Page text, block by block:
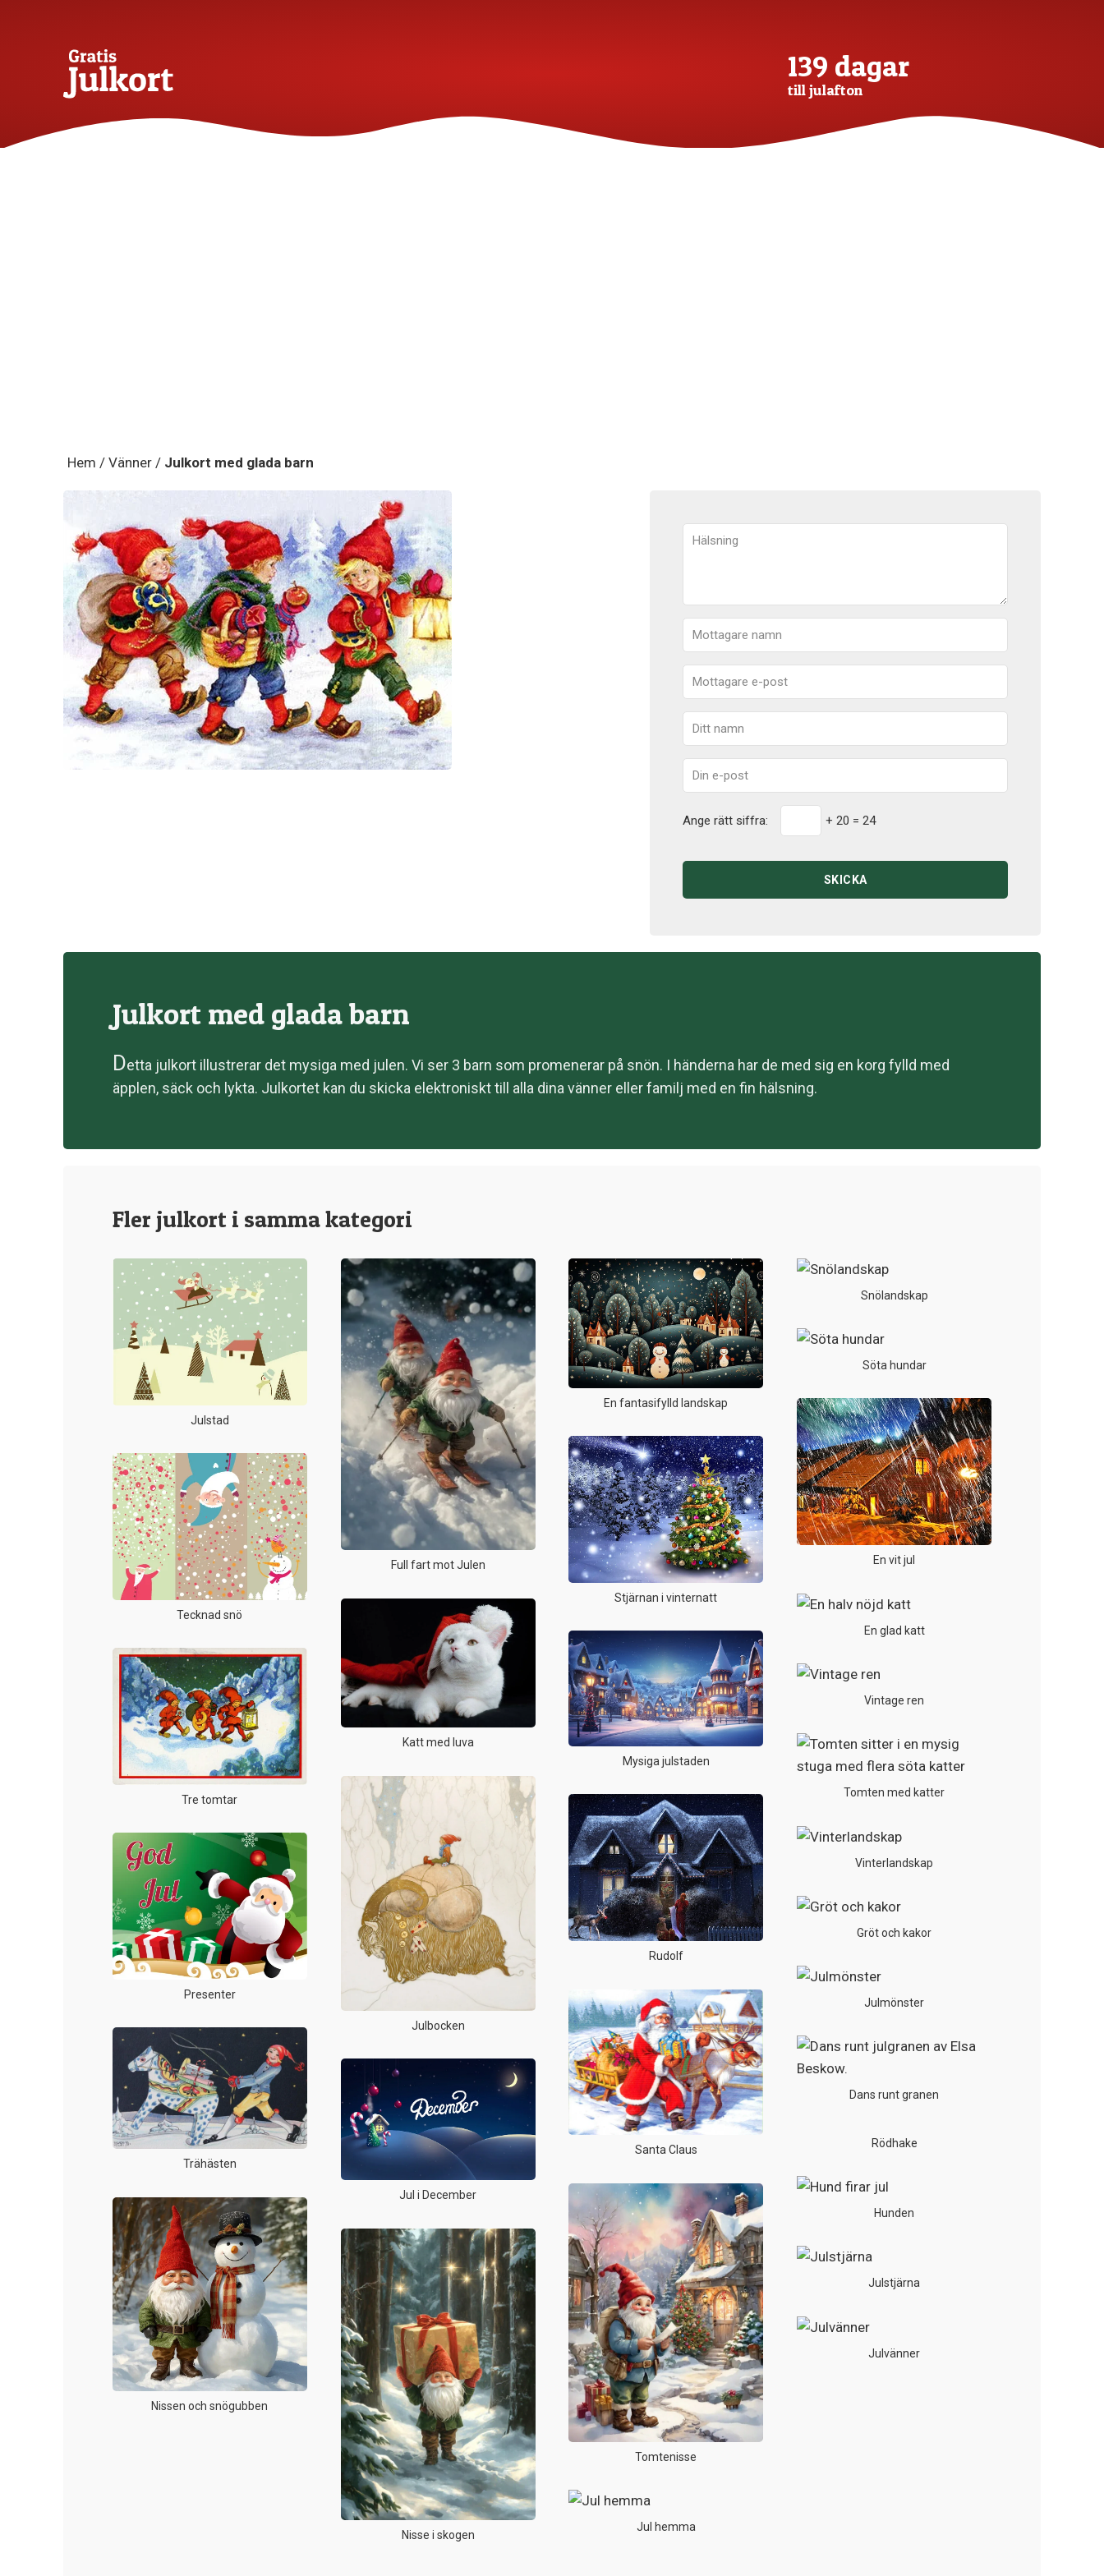
139 dagar
till julafton
Hem / Vänner / Julkort med glada barn
Ange rätt siffra: + 20 = 24
SKICKA
Julkort med glada barn
Detta julkort illustrerar det mysiga med julen. Vi ser 3 barn som promenerar på snön. I händerna har de med sig en korg fylld med
äpplen, säck och lykta. Julkortet kan du skicka elektroniskt till alla dina vänner eller familj med en fin hälsning.
Fler julkort i samma kategori
Julstad
Tecknad snö
Tre tomtar
Presenter
Trähästen
Nissen och snögubben
Full fart mot Julen
Katt med luva
Julbocken
Jul i December
Nisse i skogen
En fantasifylld landskap
Stjärnan i vinternatt
Mysiga julstaden
Rudolf
Santa Claus
Tomtenisse
Jul hemma
Snölandskap
Söta hundar
En vit jul
En glad katt
Vintage ren
Tomten med katter
Vinterlandskap
Gröt och kakor
Julmönster
Dans runt granen
Rödhake
Hunden
Julstjärna
Julvänner